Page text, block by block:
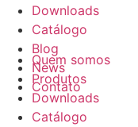
Quem somos
Produtos
Downloads
Catálogo
Downloads
Catálogo
Blog
News
Contato